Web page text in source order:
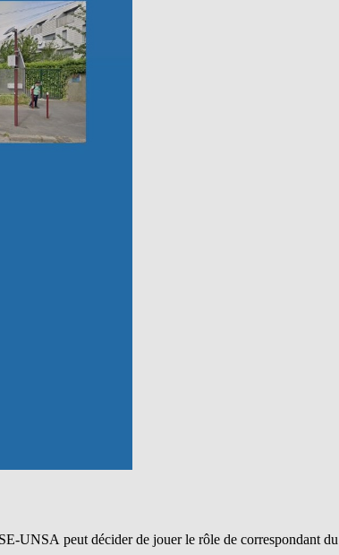
UNSA peut décider de jouer le rôle de correspondant